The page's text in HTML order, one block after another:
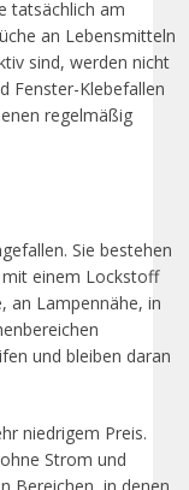
tatsächlich am
an Lebensmitteln
sind, werden nicht
Fenster-Klebefallen
regelmäßig
Sie bestehen
mit einem Lockstoff
an Lampennähe, in
und bleiben daran
niedrigem Preis.
Strom und